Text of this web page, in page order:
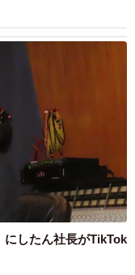
したん社長がTikTok